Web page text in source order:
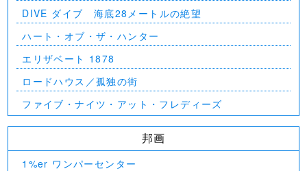
DIVE ダイブ 海底28メートルの絶望
ハート・オブ・ザ・ハンター
エリザベート 1878
ロードハウス／孤独の街
ファイブ・ナイツ・アット・フレディーズ
邦画
1%er ワンパーセンター